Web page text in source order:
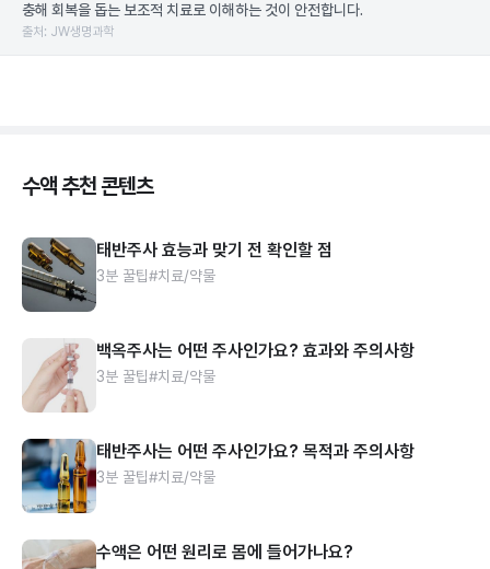
충해 회복을 돕는 보조적 치료로 이해하는 것이 안전합니다.
출처: JW생명과학
수액 추천 콘텐츠
태반주사 효능과 맞기 전 확인할 점
3분 꿀팁#치료/약물
백옥주사는 어떤 주사인가요? 효과와 주의사항
3분 꿀팁#치료/약물
태반주사는 어떤 주사인가요? 목적과 주의사항
3분 꿀팁#치료/약물
수액은 어떤 원리로 몸에 들어가나요?